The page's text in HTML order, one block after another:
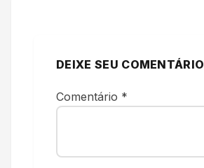
DEIXE SEU COMENTÁRIO
Comentário *